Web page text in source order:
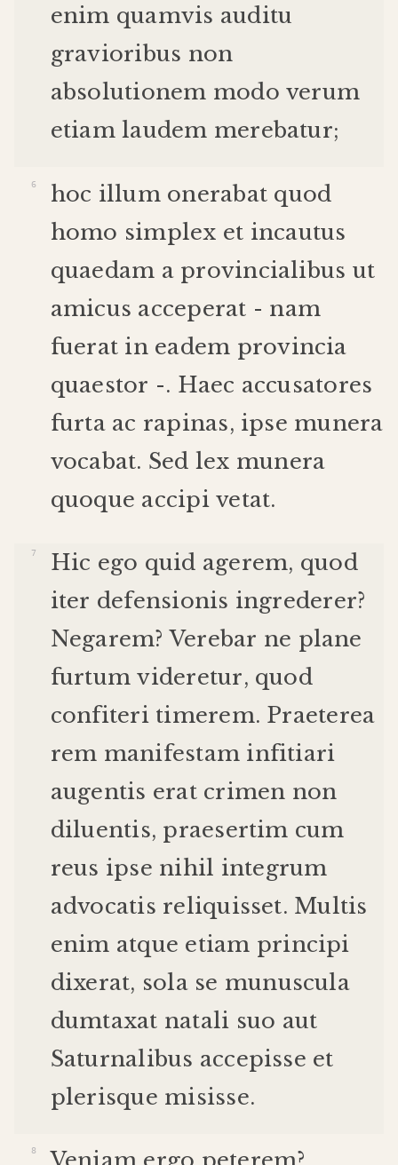
enim quamvis auditu
gravioribus non
absolutionem modo verum
etiam laudem merebatur;
hoc illum onerabat quod
homo simplex et incautus
quaedam a provincialibus ut
amicus acceperat - nam
fuerat in eadem provincia
quaestor -. Haec accusatores
furta ac rapinas, ipse munera
vocabat. Sed lex munera
quoque accipi vetat.
Hic ego quid agerem, quod
iter defensionis ingrederer?
Negarem?Verebar ne plane
furtum videretur, quod
confiteri timerem. Praeterea
rem manifestam infitiari
augentis erat crimen non
diluentis, praesertim cum
reus ipse nihil integrum
advocatis reliquisset. Multis
enim atque etiam principi
dixerat, sola se munuscula
dumtaxat natali suo aut
Saturnalibus accepisse et
plerisque misisse.